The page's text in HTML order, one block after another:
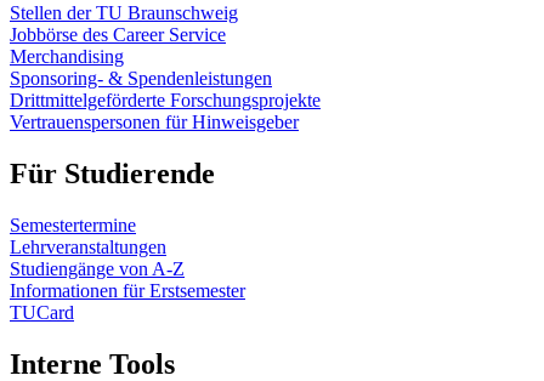
Stellen der TU Braunschweig
Jobbörse des Career Service
Merchandising
Sponsoring- & Spendenleistungen
Drittmittelgeförderte Forschungsprojekte
Vertrauenspersonen für Hinweisgeber
Für Studierende
Semestertermine
Lehrveranstaltungen
Studiengänge von A-Z
Informationen für Erstsemester
TUCard
Interne Tools